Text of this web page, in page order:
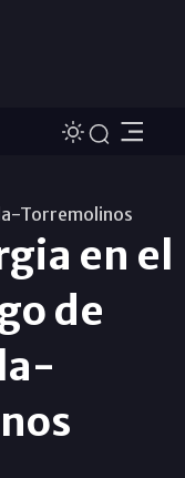
Torremolinos
en el
de